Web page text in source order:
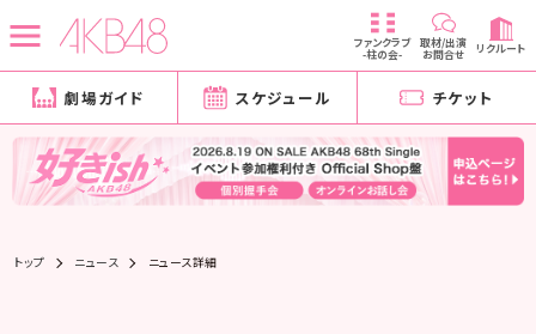
ファンクラブ
-柱の会-
取材/出演
お問合せ リクルート
劇場ガイド スケジュール チケット
トップ ニュース ニュース詳細